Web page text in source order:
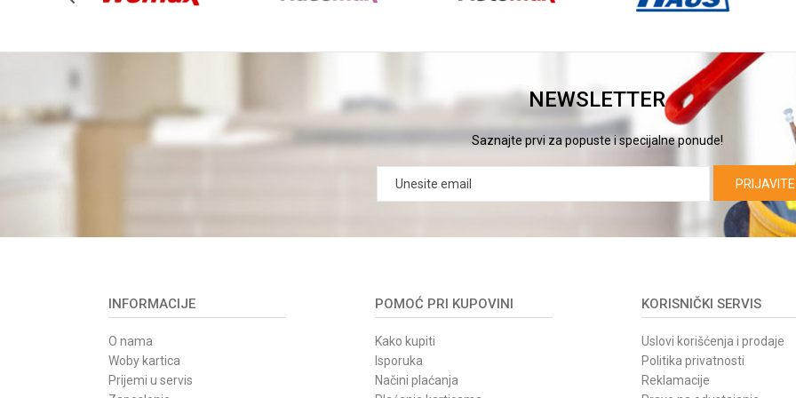
NEWSLETTER
Saznajte prvi za popuste i specijalne ponude!
INFORMACIJE
O nama
Woby kartica
Prijemi u servis
POMOĆ PRI KUPOVINI
Kako kupiti
Isporuka
Načini plaćanja
KORISNIČKI SERVIS
Uslovi korišćenja i prodaje
Politika privatnosti
Reklamacije